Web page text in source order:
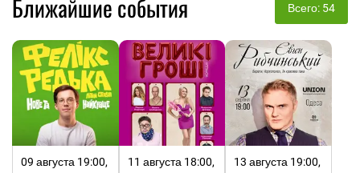
Ближайшие события Всего: 54
09 августа 19:00,
11 августа 18:00,
13 августа 19:00,